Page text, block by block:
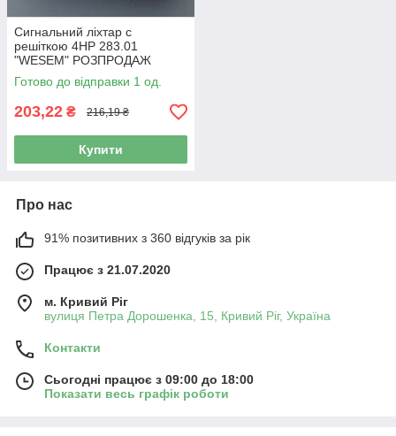
Сигнальний ліхтар с
решіткою 4НР 283.01
"WESEM" РОЗПРОДАЖ
Готово до відправки 1 од.
203,22 ₴ 216,19 ₴
Купити
Про нас
91% позитивних з 360 відгуків за рік
Працює з 21.07.2020
м. Кривий Ріг
вулиця Петра Дорошенка, 15, Кривий Ріг, Україна
Контакти
Сьогодні працює з 09:00 до 18:00
Показати весь графік роботи